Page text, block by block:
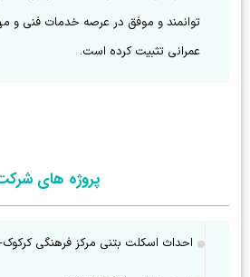
عمرانی تثبیت کرده است.
پروژه های
احداث اسکلت بتنی مرکز فرهنگی